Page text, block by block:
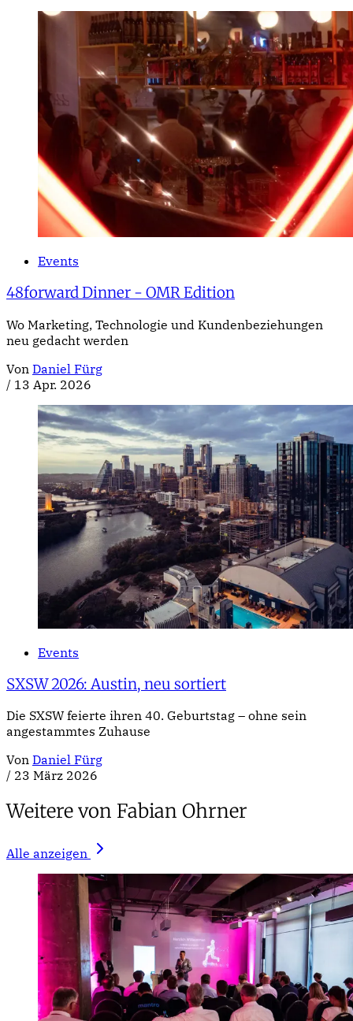
Events
48forward Dinner - OMR Edition
Wo Marketing, Technologie und Kundenbeziehungen
neu gedacht werden
Von Daniel Fürg
/ 13 Apr. 2026
Events
SXSW 2026: Austin, neu sortiert
Die SXSW feierte ihren 40. Geburtstag – ohne sein
angestammtes Zuhause
Von Daniel Fürg
/ 23 März 2026
Weitere von Fabian Ohrner
Alle anzeigen